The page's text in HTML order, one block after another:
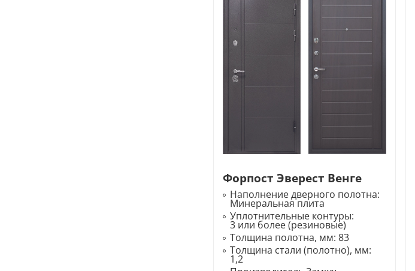
Форпост Эверест Венге
Наполнение дверного полотна:
Минеральная плита
Уплотнительные контуры:
3 или более (резиновые)
Толщина полотна, мм: 83
Толщина стали (полотно), мм:
1,2